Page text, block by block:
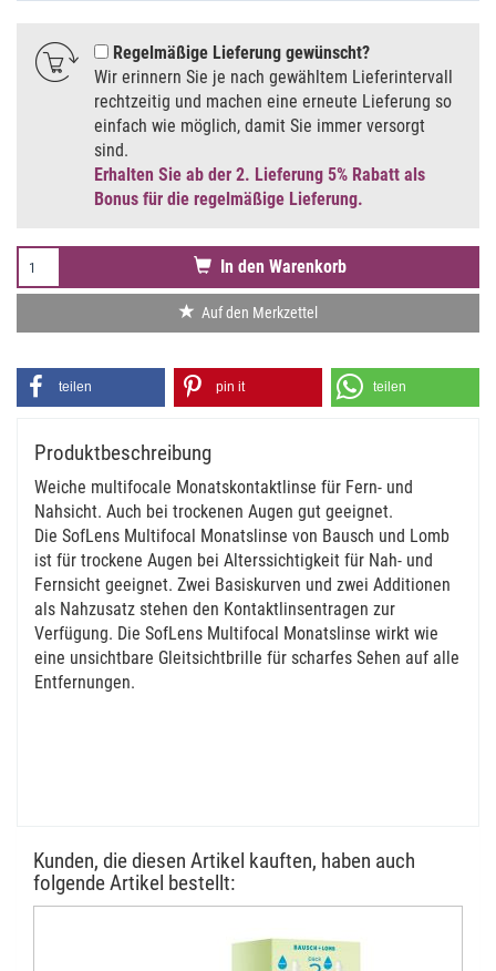
Regelmäßige Lieferung gewünscht
Wir erinnern Sie je nach gewähltem Lieferintervall
rechtzeitig und machen eine erneute Lieferung so
einfach wie möglich, damit Sie immer versorgt
sind.
Erhalten Sie ab der 2. Lieferung 5% Rabatt als
Bonus für die regelmäßige Lieferung.
In den Warenkorb
Auf den Merkzettel
teilen pin it teilen
Produktbeschreibung
Weiche multifocale Monatskontaktlinse für Fern- und
Nahsicht. Auch bei trockenen Augen gut geeignet.
Die SofLens Multifocal Monatslinse von Bausch und Lomb
ist für trockene Augen bei Alterssichtigkeit für Nah- und
Fernsicht geeignet. Zwei Basiskurven und zwei Additionen
als Nahzusatz stehen den Kontaktlinsentragen zur
Verfügung. Die SofLens Multifocal Monatslinse wirkt wie
eine unsichtbare Gleitsichtbrille für scharfes Sehen auf alle
Entfernungen.
Kunden, die diesen Artikel kauften, haben auch
folgende Artikel bestellt: